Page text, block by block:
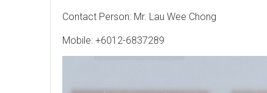
Contact Person: Mr. Lau Wee Chong
Mobile: +6012-6837289